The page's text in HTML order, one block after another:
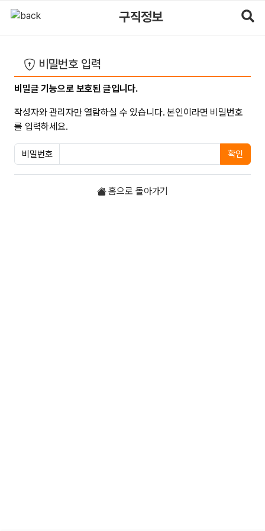
구직정보
비밀번호 입력
비밀글 기능으로 보호된 글입니다.
작성자와 관리자만 열람하실 수 있습니다. 본인이라면 비밀번호
를 입력하세요.
비밀번호
필수
확인
홈으로 돌아가기